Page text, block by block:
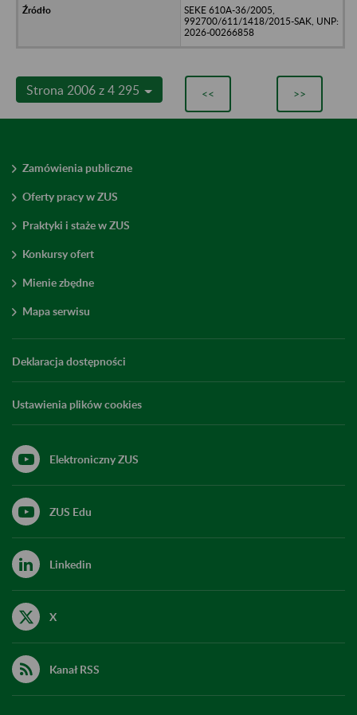
SEKE 610A-36/2005,
992700/611/1418/2015-SAK, UNP:
2026-00266858
Strona 2006 z 4 295 << >>
Zamówienia publiczne
Oferty pracy w ZUS
Praktyki i staże w ZUS
Konkursy ofert
Mienie zbędne
Mapa serwisu
Deklaracja dostępności
Ustawienia plików cookies
Elektroniczny ZUS
ZUS Edu
Linkedin
X
Kanał RSS